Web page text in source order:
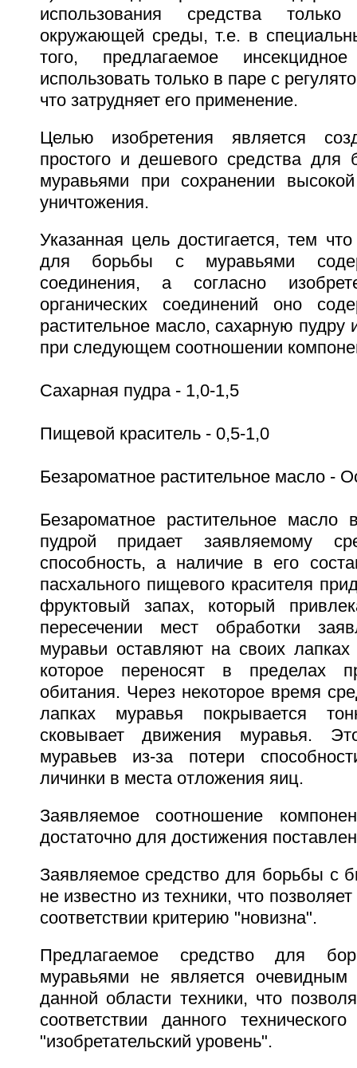
использования средства
окружающей среды, т.е. в
того, предлагаемое
использовать только в паре с
что затрудняет его применение.
Целью изобретения является
простого и дешевого средства
муравьями при сохранении
уничтожения.
Указанная цель достигается, тем
для борьбы с муравьями
соединения, а согласно
органических соединений оно
растительное масло, сахарную пудру
при следующем соотношении
Cахарная пудра - 1,0-1,5
Пищевой краситель - 0,5-1,0
Безароматное растительное масло -
Безароматное растительное масло
пудрой придает заявляемому
способность, а наличие в его
пасхального пищевого красителя
фруктовый запах, который
пересечении мест обработки
муравьи оставляют на своих
которое переносят в пределах
обитания. Через некоторое время
лапках муравья покрывается
сковывает движения муравья.
муравьев из-за потери
личинки в места отложения яиц.
Заявляемое соотношение
достаточно для достижения
Заявляемое средство для борьбы с
не известно из техники, что
соответствии критерию "новизна".
Предлагаемое средство для
муравьями не является
данной области техники, что
соответствии данного
"изобретательский уровень".